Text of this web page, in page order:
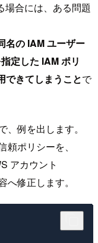
場合には、ある問題
名の IAM ユーザー
定した IAM ポリ
できてしまうことで
例を出します。
ポリシーを、
アカウント
へ修正します。